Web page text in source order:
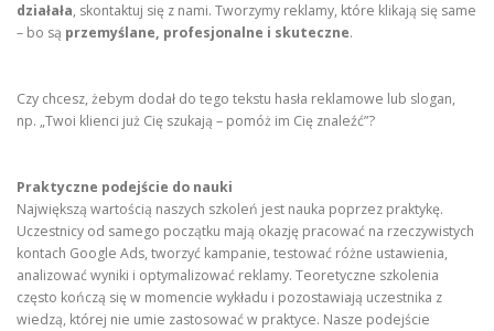
działała, skontaktuj się z nami. Tworzymy reklamy, które klikają się same
– bo są przemyślane, profesjonalne i skuteczne.
Czy chcesz, żebym dodał do tego tekstu hasła reklamowe lub slogan,
np. „Twoi klienci już Cię szukają – pomóż im Cię znaleźć”?
Praktyczne podejście do nauki
Największą wartością naszych szkoleń jest nauka poprzez praktykę.
Uczestnicy od samego początku mają okazję pracować na rzeczywistych
kontach Google Ads, tworzyć kampanie, testować różne ustawienia,
analizować wyniki i optymalizować reklamy. Teoretyczne szkolenia
często kończą się w momencie wykładu i pozostawiają uczestnika z
wiedzą, której nie umie zastosować w praktyce. Nasze podejście